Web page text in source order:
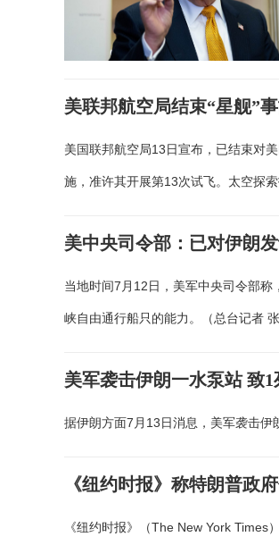
美联邦航空局结束“星舰”
美国联邦航空局13日宣布，已结束对
施，准许其开展第13次试飞。太空探
美中央司令部：已对伊朗
当地时间7月12日，美军中央司令部
峡自由通行船只的能力。（总台记者 张
美军袭击伊朗一水泵站 致1
据伊朗方面7月13日消息，美军袭击伊
《纽约时报》称特朗普政
《纽约时报》（The New York